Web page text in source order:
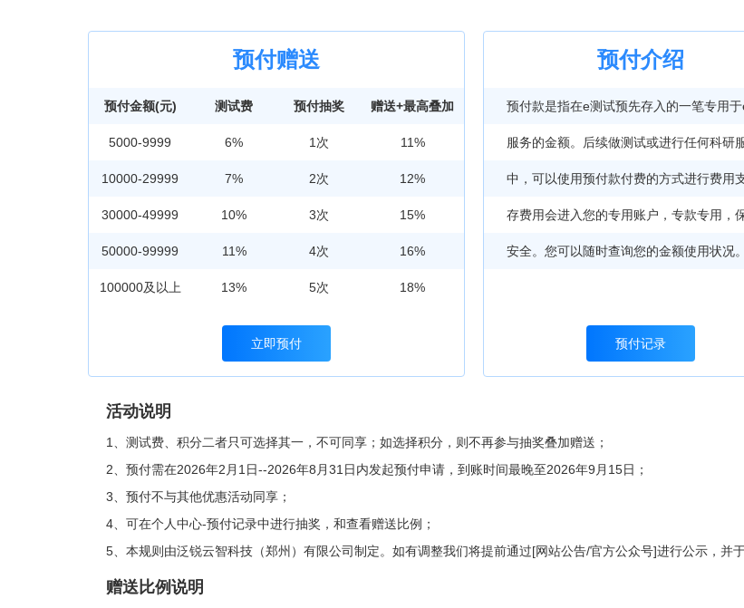
预付赠送
预付金额(元) 测试费 预付抽奖 赠送+最高叠加
5000-9999 6% 1次 11%
10000-29999 7% 2次 12%
30000-49999 10% 3次 15%
50000-99999 11% 4次 16%
100000及以上 13% 5次 18%
立即预付
预付介绍
预付款是指在e测试预先存入的一笔专用
服务的金额。后续做测试或进行任何科研
中，可以使用预付款付费的方式进行费用
存费用会进入您的专用账户，专款专用，
安全。您可以随时查询您的金额使用状况。
预付记录
活动说明
1、测试费、积分二者只可选择其一，不可同享；如选择积分，则不再参与抽奖叠加赠送；
2、预付需在2026年2月1日--2026年8月31日内发起预付申请，到账时间最晚至2026年9月15日；
3、预付不与其他优惠活动同享；
4、可在个人中心-预付记录中进行抽奖，和查看赠送比例；
5、本规则由泛锐云智科技（郑州）有限公司制定。如有调整我们将提前通过[网站公告/官方公众号]进行公示，并
赠送比例说明